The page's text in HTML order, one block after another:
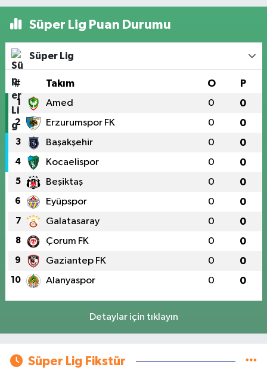
Süper Lig Puan Durumu
Süper Lig
# Takım O P
1 Amed 0 0
2 Erzurumspor FK 0 0
3 Başakşehir 0 0
4 Kocaelispor 0 0
5 Beşiktaş 0 0
6 Eyüpspor 0 0
7 Galatasaray 0 0
8 Çorum FK 0 0
9 Gaziantep FK 0 0
10 Alanyaspor 0 0
Detaylar için tıklayın
Süper Lig Fikstür